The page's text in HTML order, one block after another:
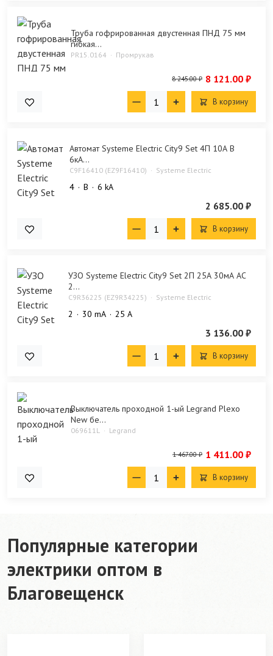
Труба гофрированная двустенная ПНД 75 мм
гибкая...
PR15.0164 Промрукав
8 245.00 ₽ 8 121.00 ₽
В корзину
Автомат Systeme Electric City9 Set 4П 10А В
6кА...
C9F16410 (EZ9F16410) Systeme Electric
4 B 6 kA
2 685.00 ₽
В корзину
УЗО Systeme Electric City9 Set 2П 25А 30мА AC
2...
C9R36225 (EZ9R34225) Systeme Electric
2 30 mA 25 А
3 136.00 ₽
В корзину
Выключатель проходной 1-ый Legrand Plexo
New бе...
069611L Legrand
1 467.00 ₽ 1 411.00 ₽
В корзину
Популярные категории
электрики оптом в
Благовещенск